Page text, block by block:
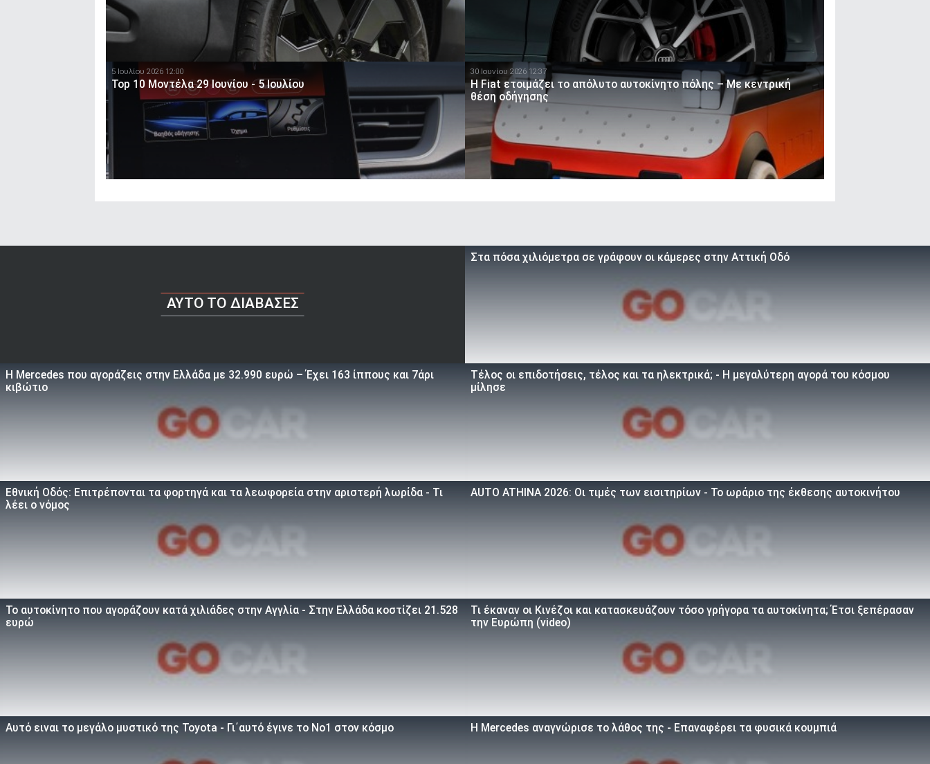
5 Ιουλίου 2026 12:00
Top 10 Μοντέλα 29 Ιουνίου - 5 Ιουλίου
30 Ιουνίου 2026 12:37
Η Fiat ετοιμάζει το απόλυτο αυτοκίνητο πόλης – Με κεντρική
θέση οδήγησης
AYTO TO ΔΙΑΒΑΣΕΣ
Στα πόσα χιλιόμετρα σε γράφουν οι κάμερες στην Αττική Οδό
Η Mercedes που αγοράζεις στην Ελλάδα με 32.990 ευρώ – Έχει 163 ίππους και 7άρι
κιβώτιο
Τέλος οι επιδοτήσεις, τέλος και τα ηλεκτρικά; - Η μεγαλύτερη αγορά του κόσμου
μίλησε
Εθνική Οδός: Επιτρέπονται τα φορτηγά και τα λεωφορεία στην αριστερή λωρίδα - Τι
λέει ο νόμος
AUTO ATHINA 2026: Οι τιμές των εισιτηρίων - Το ωράριο της έκθεσης αυτοκινήτου
To αυτοκίνητο που αγοράζουν κατά χιλιάδες στην Αγγλία - Στην Ελλάδα κοστίζει 21.528
ευρώ
Τι έκαναν οι Κινέζοι και κατασκευάζουν τόσο γρήγορα τα αυτοκίνητα; Έτσι ξεπέρασαν
την Ευρώπη (video)
Αυτό ειναι τo μεγάλο μυστικό της Toyota - Γι΄αυτό έγινε το Νο1 στον κόσμο Η Mercedes αναγνώρισε το λάθος της - Επαναφέρει τα φυσικά κουμπιά